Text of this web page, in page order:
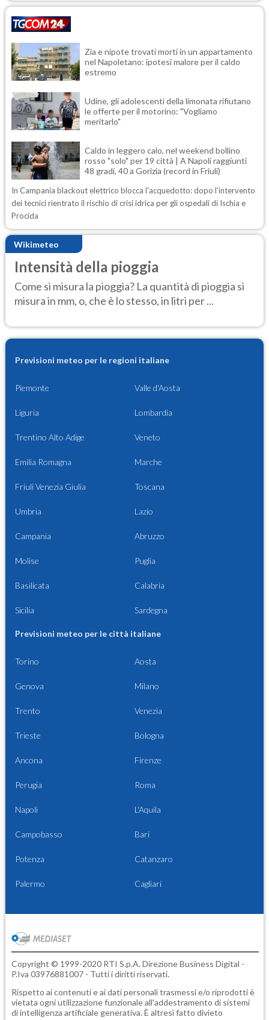
Zia e nipote trovati morti in un appartamento
nel Napoletano: ipotesi malore per il caldo
estremo
Udine, gli adolescenti della limonata rifiutano
le offerte per il motorino: "Vogliamo
meritarlo"
Caldo in leggero calo, nel weekend bollino
rosso "solo" per 19 città | A Napoli raggiunti
48 gradi, 40 a Gorizia (record in Friuli)
In Campania blackout elettrico blocca l'acquedotto: dopo l'intervento
dei tecnici rientrato il rischio di crisi idrica per gli ospedali di Ischia e
Procida
Wikimeteo
Intensità della pioggia
Come si misura la pioggia? La quantità di pioggia si
misura in mm, o, che è lo stesso, in litri per ...
Previsioni meteo per le regioni italiane
Piemonte Valle d'Aosta
Liguria Lombardia
Trentino Alto Adige Veneto
Emilia Romagna Marche
Friuli Venezia Giulia Toscana
Umbria Lazio
Campania Abruzzo
Molise Puglia
Basilicata Calabria
Sicilia Sardegna
Previsioni meteo per le città italiane
Torino Aosta
Genova Milano
Trento Venezia
Trieste Bologna
Ancona Firenze
Perugia Roma
Napoli L'Aquila
Campobasso Bari
Potenza Catanzaro
Palermo Cagliari
Copyright © 1999-2020 RTI S.p.A. Direzione Business Digital -
P.Iva 03976881007 - Tutti i diritti riservati.
Rispetto ai contenuti e ai dati personali trasmessi e/o riprodotti è
vietata ogni utilizzazione funzionale all'addestramento di sistemi
di intelligenza artificiale generativa. È altresì fatto divieto